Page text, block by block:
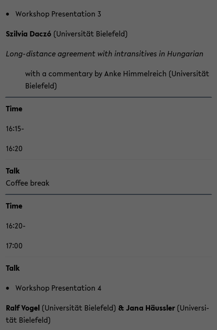
Work­shop Pre­sen­ta­ti­on 3
Szil­via Daczó (Uni­ver­si­tät Bie­le­feld)
Long-​distance agree­ment with in­tran­si­ti­ves in Hun­ga­ri­an
with a com­men­ta­ry by Anke Him­mel­reich (Uni­ver­si­tät
Bie­le­feld)
Time
16:15-
16:20
Talk
Cof­fee break
Time
16:20-
17:00
Talk
Work­shop Pre­sen­ta­ti­on 4
Ralf Vogel (Uni­ver­si­tät Bie­le­feld) & Jana Häuss­ler(Uni­ver­si­
tät Bie­le­feld)